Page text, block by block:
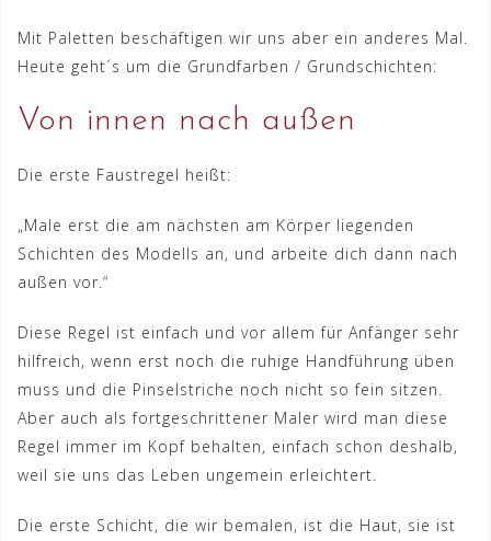
Mit Paletten beschäftigen wir uns aber ein anderes Mal.
Heute geht´s um die Grundfarben / Grundschichten:
Von innen nach außen
Die erste Faustregel heißt:
„Male erst die am nächsten am Körper liegenden
Schichten des Modells an, und arbeite dich dann nach
außen vor.“
Diese Regel ist einfach und vor allem für Anfänger sehr
hilfreich, wenn erst noch die ruhige Handführung üben
muss und die Pinselstriche noch nicht so fein sitzen.
Aber auch als fortgeschrittener Maler wird man diese
Regel immer im Kopf behalten, einfach schon deshalb,
weil sie uns das Leben ungemein erleichtert.
Die erste Schicht, die wir bemalen, ist die Haut, sie ist